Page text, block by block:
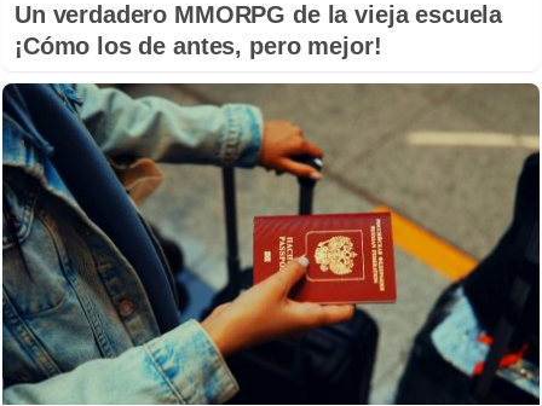
Un verdadero MMORPG de la vieja escuela
¡Cómo los de antes, pero mejor!